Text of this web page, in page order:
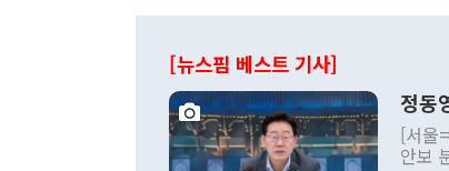
[뉴스핌 베스트 기사]
정동
[서울
안보